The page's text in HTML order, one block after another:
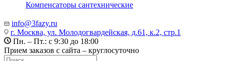
Компенсаторы сантехнические
info@3fazy.ru
г. Москва, ул. Молодогвардейская, д.61, к.2, стр.1
Пн. – Пт.: с 9:30 до 18:00
Прием заказов с сайта – круглосуточно